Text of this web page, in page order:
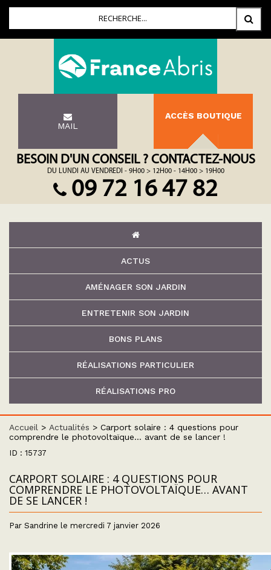
MAIL
ACCÈS BOUTIQUE
BESOIN D'UN CONSEIL ? CONTACTEZ-NOUS
DU LUNDI AU VENDREDI - 9H00 > 12H00 - 14H00 > 19H00
09 72 16 47 82
ACTUS
AMÉNAGER SON JARDIN
ENTRETENIR SON JARDIN
BONS PLANS
RÉALISATIONS PARTICULIER
RÉALISATIONS PRO
Accueil > Actualités > Carport solaire : 4 questions pour
comprendre le photovoltaïque… avant de se lancer !
ID : 15737
CARPORT SOLAIRE : 4 QUESTIONS POUR
COMPRENDRE LE PHOTOVOLTAÏQUE… AVANT
DE SE LANCER !
Par Sandrine le mercredi 7 janvier 2026